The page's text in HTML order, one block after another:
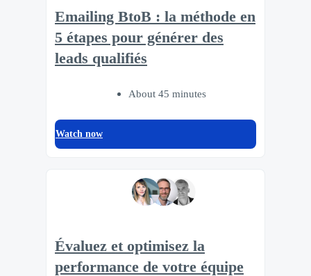
Emailing BtoB : la méthode en
5 étapes pour générer des
leads qualifiés
About 45 minutes
Watch now
Évaluez et optimisez la
performance de votre équipe